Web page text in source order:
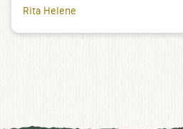
Rita Helene